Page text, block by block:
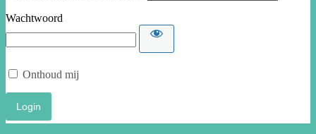
Wachtwoord
Onthoud mij